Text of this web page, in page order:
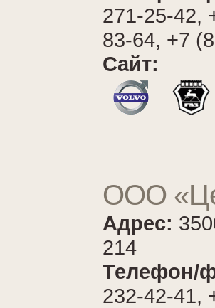
271-25-42,
83-64, +7
Сайт:
ООО
Адрес:
214
Телефон/
232-42-41,